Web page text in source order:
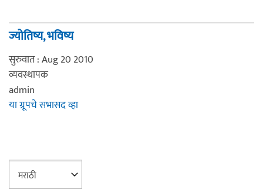
ज्योतिष्य, भविष्य
सुरुवात : Aug 20 2010
व्यवस्थापक
admin
या ग्रूपचे सभासद व्हा